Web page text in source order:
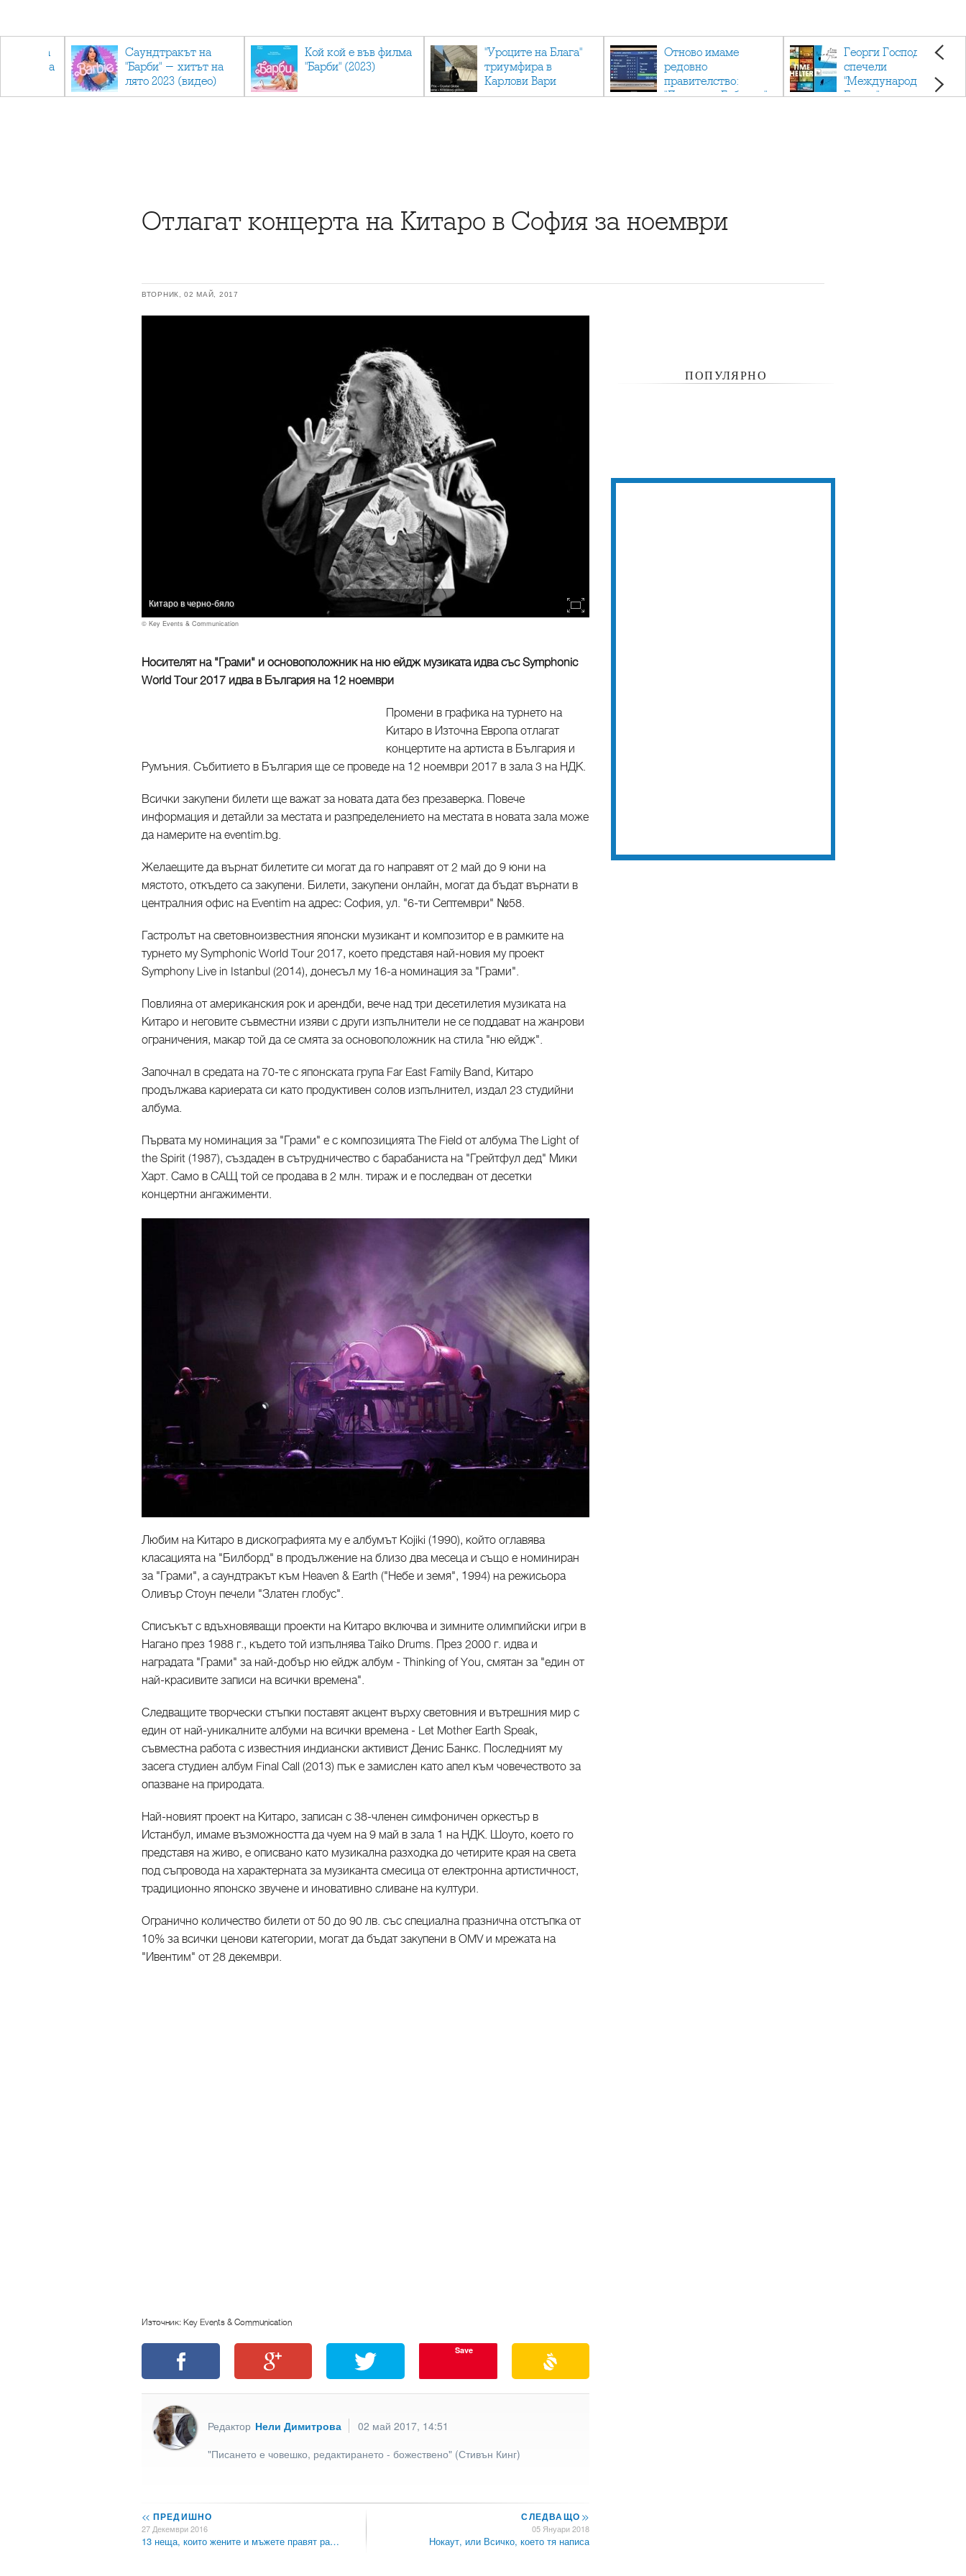
върна
мандата
Саундтракът на
"Барби" - хитът на
лято 2023 (видео)
Кой кой е във филма
"Барби" (2023)
"Уроците на Блага"
триумфира в
Карлови Вари
Отново имаме
редовно
правителство:
"Денков - Габриел"
Георги Господинов
спечели
"Международен
Букър" с романа
Отлагат концерта на Китаро в София за ноември
ВТОРНИК, 02 МАЙ, 2017
Китаро в черно-бяло
© Key Events & Communication
Носителят на "Грами" и основоположник на ню ейдж музиката идва със Symphonic
World Tour 2017 идва в България на 12 ноември
Промени в графика на турнето на
Китаро в Източна Европа отлагат
концертите на артиста в България и
Румъния. Събитието в България ще се проведе на 12 ноември 2017 в зала 3 на НДК.
Всички закупени билети ще важат за новата дата без презаверка. Повече
информация и детайли за местата и разпределението на местата в новата зала може
да намерите на eventim.bg.
Желаещите да върнат билетите си могат да го направят от 2 май до 9 юни на
мястото, откъдето са закупени. Билети, закупени онлайн, могат да бъдат върнати в
централния офис на Eventim на адрес: София, ул. "6-ти Септември" №58.
Гастролът на световноизвестния японски музикант и композитор е в рамките на
турнето му Symphonic World Tour 2017, което представя най-новия му проект
Symphony Live in Istanbul (2014), донесъл му 16-а номинация за "Грами".
Повлияна от американския рок и арендби, вече над три десетилетия музиката на
Китаро и неговите съвместни изяви с други изпълнители не се поддават на жанрови
ограничения, макар той да се смята за основоположник на стила "ню ейдж".
Започнал в средата на 70-те с японската група Far East Family Band, Китаро
продължава кариерата си като продуктивен солов изпълнител, издал 23 студийни
албума.
Първата му номинация за "Грами" е с композицията The Field от албума The Light of
the Spirit (1987), създаден в сътрудничество с барабаниста на "Грейтфул дед" Мики
Харт. Само в САЩ той се продава в 2 млн. тираж и е последван от десетки
концертни ангажименти.
Любим на Китаро в дискографията му е албумът Коjiki (1990), който оглавява
класацията на "Билборд" в продължение на близо два месеца и също е номиниран
за "Грами", а саундтракът към Heaven & Earth ("Небе и земя", 1994) на режисьора
Оливър Стоун печели "Златен глобус".
Списъкът с вдъхновяващи проекти на Китаро включва и зимните олимпийски игри в
Нагано през 1988 г., където той изпълнява Taiko Drums. През 2000 г. идва и
наградата "Грами" за най-добър ню ейдж албум - Thinking of You, смятан за "един от
най-красивите записи на всички времена".
Следващите творчески стъпки поставят акцент върху световния и вътрешния мир с
един от най-уникалните албуми на всички времена - Let Mother Earth Speak,
съвместна работа с известния индиански активист Денис Банкс. Последният му
засега студиен албум Final Call (2013) пък е замислен като апел към човечеството за
опазване на природата.
Най-новият проект на Китаро, записан с 38-членен симфоничен оркестър в
Истанбул, имаме възможността да чуем на 9 май в зала 1 на НДК. Шоуто, което го
представя на живо, е описвано като музикална разходка до четирите края на света
под съпровода на характерната за музиканта смесица от електронна артистичност,
традиционно японско звучене и иновативно сливане на култури.
Огранично количество билети oт 50 до 90 лв. със специална празнична отстъпка от
10% за всички ценови категории, могат да бъдат закупени в OMV и мрежата на
"Ивентим" от 28 декември.
Източник: Key Events & Communication
Save
Редактор Нели Димитрова
02 май 2017, 14:51
"Писането е човешко, редактирането - божествено" (Стивън Кинг)
<< ПРЕДИШНО
27 Декември 2016
13 неща, които жените и мъжете правят ра…
СЛЕДВАЩО>>
05 Януари 2018
Нокаут, или Всичко, което тя написа
ПОПУЛЯРНО